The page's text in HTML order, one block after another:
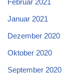
Februar 2021
Januar 2021
Dezember 2020
Oktober 2020
September 2020